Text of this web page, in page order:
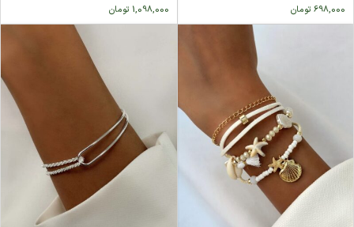
698,000 تومان 1,098,000 تومان